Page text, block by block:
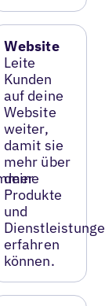
Website
Leite
Kunden
auf deine
Website
weiter,
damit sie
mehr über
deine
Produkte
und
erfahren
können.